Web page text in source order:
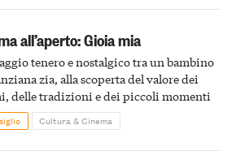
all’aperto: Gioia mia
tenero e nostalgico tra un bambino
zia, alla scoperta del valore dei
delle tradizioni e dei piccoli momenti
Cultura & Cinema